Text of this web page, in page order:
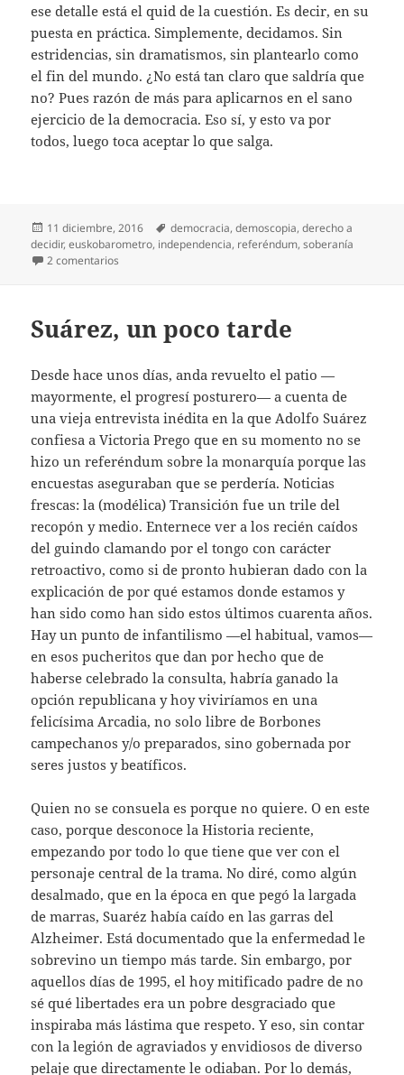
ese detalle está el quid de la cuestión. Es decir, en su
puesta en práctica. Simplemente, decidamos. Sin
estridencias, sin dramatismos, sin plantearlo como
el fin del mundo. ¿No está tan claro que saldría que
no? Pues razón de más para aplicarnos en el sano
ejercicio de la democracia. Eso sí, y esto va por
todos, luego toca aceptar lo que salga.
Publicado
el
11 diciembre, 2016 Etiquetas
democracia,demoscopia,derecho a
decidir,euskobarometro, independencia, referéndum,soberanía
2 comentarios
Suárez, un poco tarde
Desde hace unos días, anda revuelto el patio —
mayormente, el progresí posturero— a cuenta de
una vieja entrevista inédita en la que Adolfo Suárez
confiesa a Victoria Prego que en su momento no se
hizo un referéndum sobre la monarquía porque las
encuestas aseguraban que se perdería. Noticias
frescas: la (modélica) Transición fue un trile del
recopón y medio. Enternece ver a los recién caídos
del guindo clamando por el tongo con carácter
retroactivo, como si de pronto hubieran dado con la
explicación de por qué estamos donde estamos y
han sido como han sido estos últimos cuarenta años.
Hay un punto de infantilismo —el habitual, vamos—
en esos pucheritos que dan por hecho que de
haberse celebrado la consulta, habría ganado la
opción republicana y hoy viviríamos en una
felicísima Arcadia, no solo libre de Borbones
campechanos y/o preparados, sino gobernada por
seres justos y beatíficos.
Quien no se consuela es porque no quiere. O en este
caso, porque desconoce la Historia reciente,
empezando por todo lo que tiene que ver con el
personaje central de la trama. No diré, como algún
desalmado, que en la época en que pegó la largada
de marras, Suaréz había caído en las garras del
Alzheimer. Está documentado que la enfermedad le
sobrevino un tiempo más tarde. Sin embargo, por
aquellos días de 1995, el hoy mitificado padre de no
sé qué libertades era un pobre desgraciado que
inspiraba más lástima que respeto. Y eso, sin contar
con la legión de agraviados y envidiosos de diverso
pelaje que directamente le odiaban. Por lo demás,